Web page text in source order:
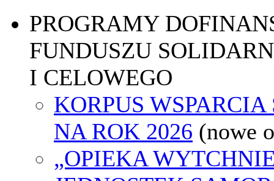
PROGRAMY
FUNDUSZU
I CELOWEGO
KORPUS
NA ROK 2026 (nowe
„OPIEKA